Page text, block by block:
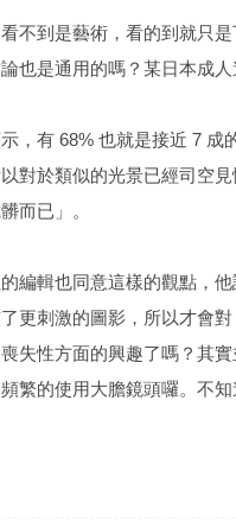
不到是藝術，看的到就只
也是通用的嗎？某日本成
，有 68% 也就是接近 7
對於類似的光景已經司空
而已」。
編輯也同意這樣的觀點，
更刺激的圖影，所以才會
失性方面的興趣了嗎？其
繁的使用大膽鏡頭囉。不